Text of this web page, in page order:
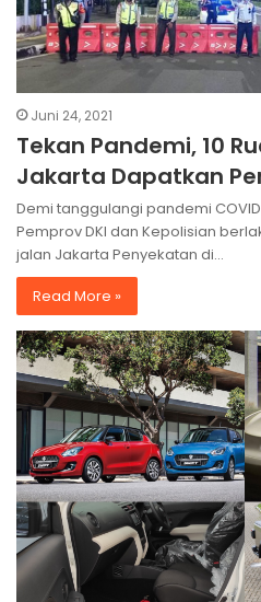
Juni 24, 2021
Tekan Pandemi, 10
Jakarta Dapatkan
Demi tanggulangi pandemi
Pemprov DKI dan Kepolisian
jalan Jakarta Penyekatan di…
Read More »